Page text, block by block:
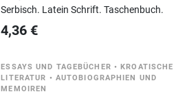
Serbisch. Latein Schrift.Taschenbuch.
4,36 €
ESSAYS UND TAGEBÜCHER •KROATISCHE
LITERATUR • AUTOBIOGRAPHIEN UND
MEMOIREN